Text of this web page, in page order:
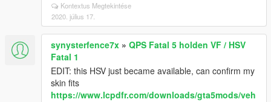
Kontextus Megtekintése
2020. július 17.
synysterfence7x » QPS Fatal 5 holden VF / HSV
Fatal 1
EDIT: this HSV just became available, can confirm my
skin fits
https://www.lcpdfr.com/downloads/gta5mods/veh